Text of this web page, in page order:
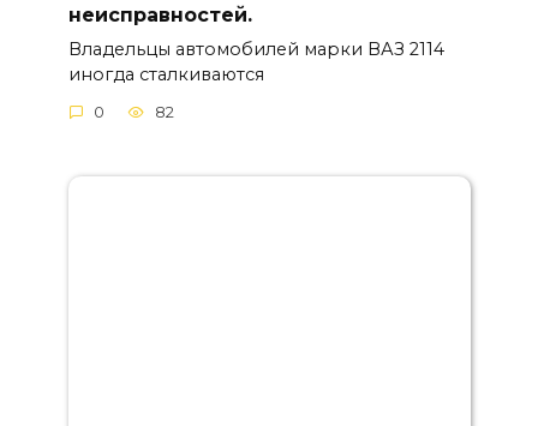
неисправностей.
Владельцы автомобилей марки ВАЗ 2114
иногда сталкиваются
0 82